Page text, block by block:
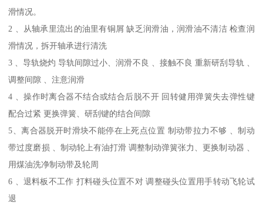
滑情况。
2 、从轴承里流出的油里有铜屑 缺乏润滑油，润滑油不清洁 检查润
滑情况，拆开轴承进行清洗
3 、导轨烧灼 导轨间隙过小、润滑不良 、接触不良 重新研刮导轨 、
调整间隙 、注意润滑
4 、操作时离合器不结合或结合后脱不开 回转健用弹簧失去弹性键
配合过紧 更换弹簧、研刮键的结合间隙
5、离合器脱开时滑块不能停在上死点位置 制动带拉力不够 、制动
带过度磨损 、制动轮上有油打滑 调整制动弹簧张力、更换制动器 、
用煤油洗净制动带及轮周
6 、退料板不工作 打料碰头位置不对 调整碰头位置用手转动飞轮试
退